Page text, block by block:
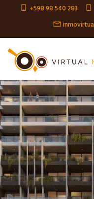
+598 98 540 283